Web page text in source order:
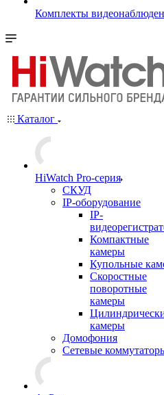
Комплекты
Каталог
HiWatch Pro-серия
CКУД
IP-оборудование
IP-
Компактные
камеры
Купольные
Скоростные
поворотные
камеры
камеры
Домофония
Сетевые